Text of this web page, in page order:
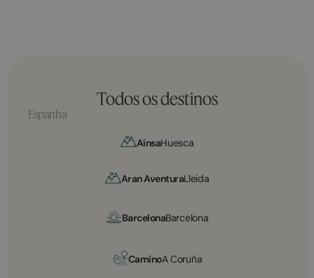
Todos os destinos
Espanha
AínsaHuesca
Aran AventuraLleida
BarcelonaBarcelona
CaminoA Coruña